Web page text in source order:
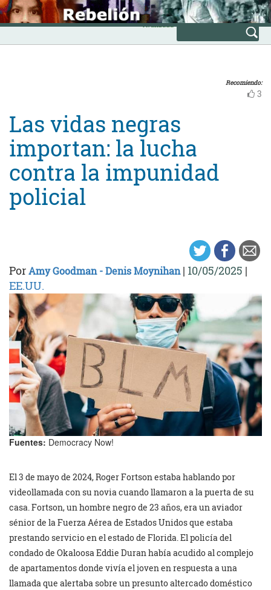
Skip
to
content
INICIO
Avanzada
Recomiendo:
3
Las vidas negras
importan: la lucha
contra la impunidad
policial
PorAmy Goodman - Denis Moynihan| 10/05/2025 |
EE.UU.
Fuentes: Democracy Now!
El 3 de mayo de 2024, Roger Fortson estaba hablando por
videollamada con su novia cuando llamaron a la puerta de su
casa. Fortson, un hombre negro de 23 años, era un aviador
sénior de la Fuerza Aérea de Estados Unidos que estaba
prestando servicio en el estado de Florida. El policía del
condado de Okaloosa Eddie Duran había acudido al complejo
de apartamentos donde vivía el joven en respuesta a una
llamada que alertaba sobre un presunto altercado doméstico